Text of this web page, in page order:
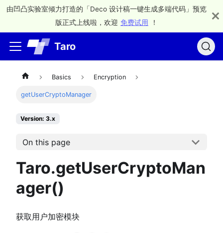
由凹凸实验室倾力打造的「Deco 设计稿一键生成多端代码」预览
版正式上线啦，欢迎 免费试用 ！
Taro
Basics Encryption
getUserCryptoManager
Version: 3.x
On this page
Taro.getUserCryptoMan
ager()
获取用户加密模块